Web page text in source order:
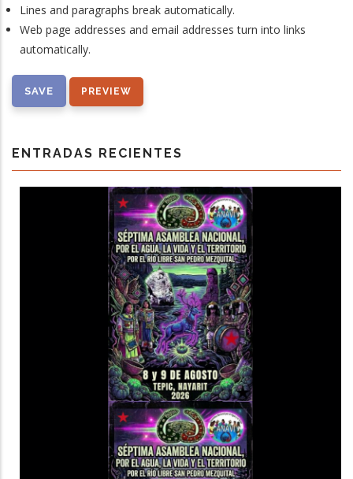
Lines and paragraphs break automatically.
Web page addresses and email addresses turn into links
automatically.
ENTRADAS RECIENTES